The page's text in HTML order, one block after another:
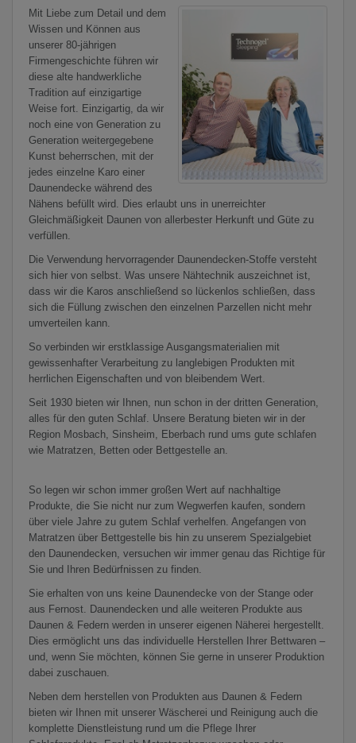
Mit Liebe zum Detail und dem
Wissen und Können aus
unserer 80-jährigen
Firmengeschichte führen wir
diese alte handwerkliche
Tradition auf einzigartige
Weise fort. Einzigartig, da wir
noch eine von Generation zu
Generation weitergegebene
Kunst beherrschen, mit der
jedes einzelne Karo einer
Daunendecke während des
Nähens befüllt wird. Dies erlaubt uns in unerreichter
Gleichmäßigkeit Daunen von allerbester Herkunft und Güte zu
verfüllen.
Die Verwendung hervorragender Daunendecken-Stoffe versteht
sich hier von selbst. Was unsere Nähtechnik auszeichnet ist,
dass wir die Karos anschließend so lückenlos schließen, dass
sich die Füllung zwischen den einzelnen Parzellen nicht mehr
umverteilen kann.
So verbinden wir erstklassige Ausgangsmaterialien mit
gewissenhafter Verarbeitung zu langlebigen Produkten mit
herrlichen Eigenschaften und von bleibendem Wert.
Seit 1930 bieten wir Ihnen, nun schon in der dritten Generation,
alles für den guten Schlaf. Unsere Beratung bieten wir in der
Region Mosbach, Sinsheim, Eberbach rund ums gute schlafen
wie Matratzen, Betten oder Bettgestelle an.
So legen wir schon immer großen Wert auf nachhaltige
Produkte, die Sie nicht nur zum Wegwerfen kaufen, sondern
über viele Jahre zu gutem Schlaf verhelfen. Angefangen von
Matratzen über Bettgestelle bis hin zu unserem Spezialgebiet
den Daunendecken, versuchen wir immer genau das Richtige für
Sie und Ihren Bedürfnissen zu finden.
Sie erhalten von uns keine Daunendecke von der Stange oder
aus Fernost. Daunendecken und alle weiteren Produkte aus
Daunen & Federn werden in unserer eigenen Näherei hergestellt.
Dies ermöglicht uns das individuelle Herstellen Ihrer Bettwaren –
und, wenn Sie möchten, können Sie gerne in unserer Produktion
dabei zuschauen.
Neben dem herstellen von Produkten aus Daunen & Federn
bieten wir Ihnen mit unserer Wäscherei und Reinigung auch die
komplette Dienstleistung rund um die Pflege Ihrer